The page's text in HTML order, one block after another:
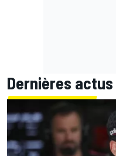
Dernières actus